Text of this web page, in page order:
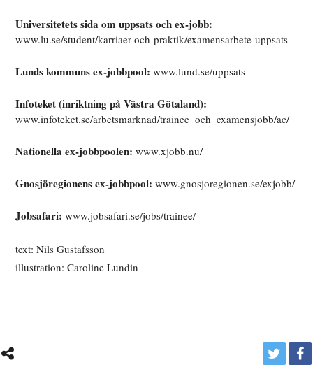
Universitetets sida om uppsats och ex-jobb:
www.lu.se/student/karriaer-och-praktik/examensarbete-uppsats
Lunds kommuns ex-jobbpool: www.lund.se/uppsats
Infoteket (inriktning på Västra Götaland):
www.infoteket.se/arbetsmarknad/trainee_och_examensjobb/ac/
Nationella ex-jobbpoolen: www.xjobb.nu/
Gnosjöregionens ex-jobbpool: www.gnosjoregionen.se/exjobb/
Jobsafari: www.jobsafari.se/jobs/trainee/
text: Nils Gustafsson
illustration: Caroline Lundin